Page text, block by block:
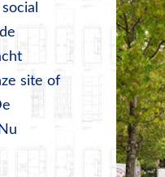
site of